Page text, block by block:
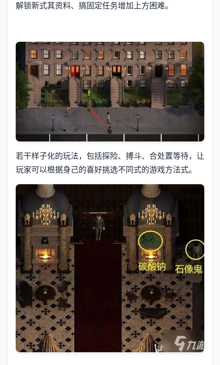
解锁新式其资料、搞固定任务增加上方困难。
若干样子化的玩法，包括探险、搏斗、合处置等待，让
玩家可以根据身己的喜好挑选不同式的游戏方法式。